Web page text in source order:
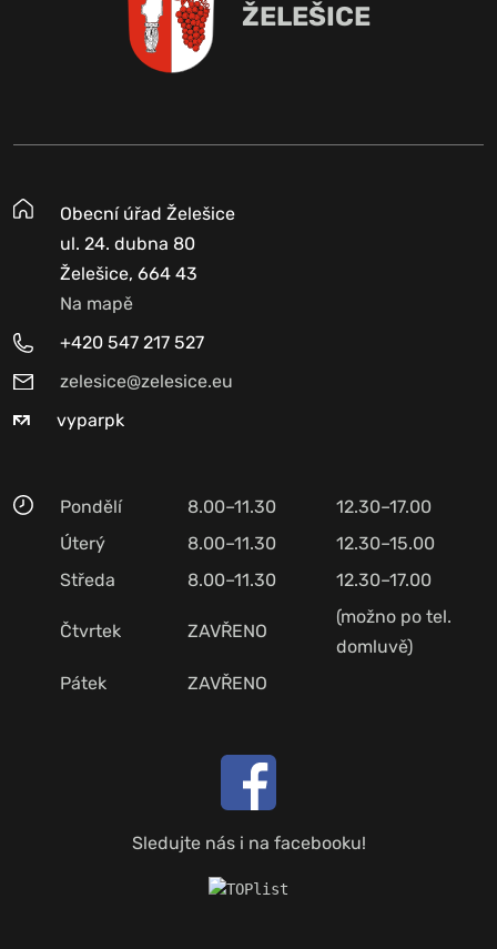
ŽELEŠICE
Obecní úřad Želešice
ul. 24. dubna 80
Želešice, 664 43
Na mapě
+420 547 217 527
zelesice@zelesice.eu
vyparpk
Pondělí 8.00–11.30
12.30–17.00
Úterý
8.00–11.30
12.30–15.00
Středa
8.00–11.30 12.30–17.00
Čtvrtek ZAVŘENO
(možno po tel.
domluvě)
Pátek
ZAVŘENO
Sledujte nás i na facebooku!